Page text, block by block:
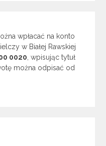
wpłacać na konto
w Białej Rawskiej
0020 , wpisując tytuł
można odpisać od